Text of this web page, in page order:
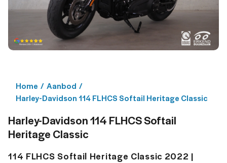
Home / Aanbod /
Harley-Davidson 114 FLHCS Softail Heritage Classic
Harley-Davidson 114 FLHCS Softail
Heritage Classic
114 FLHCS Softail Heritage Classic 2022 |